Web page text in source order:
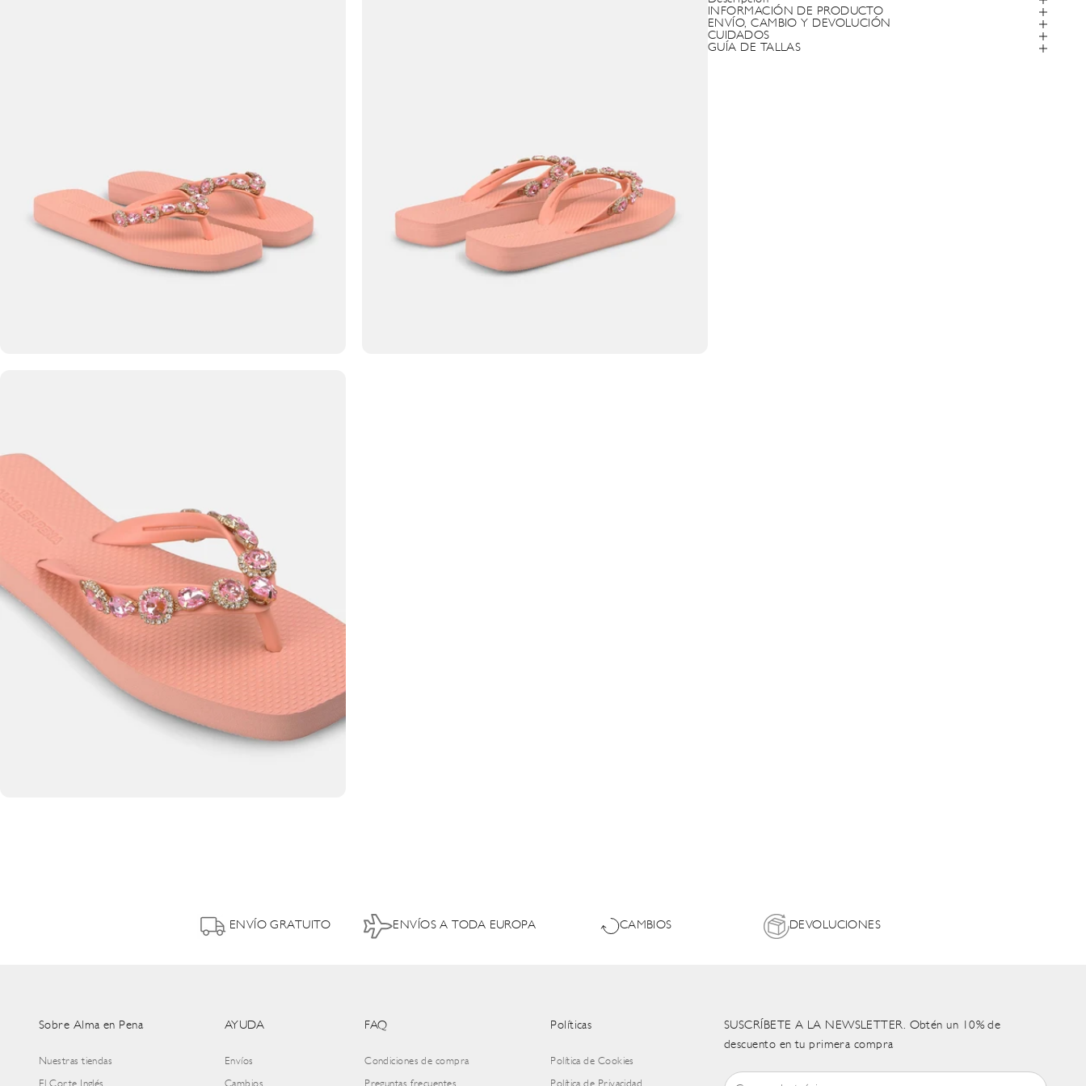
INFORMACIÓN DE PRODUCTO
ENVÍO, CAMBIO Y DEVOLUCIÓN
CUIDADOS
GUÍA DE TALLAS
ENVÍO GRATUITO ENVÍOS A TODA EUROPA CAMBIOS DEVOLUCIONES
Sobre Alma en Pena
Nuestras tiendas
El Corte Inglés
AYUDA
Envíos
Cambios
FAQ
Condiciones de compra
Preguntas frecuentes
Políticas
Política de Cookies
Política de Privacidad
SUSCRÍBETE A LA NEWSLETTER. Obtén un 10% de
descuento en tu primera compra